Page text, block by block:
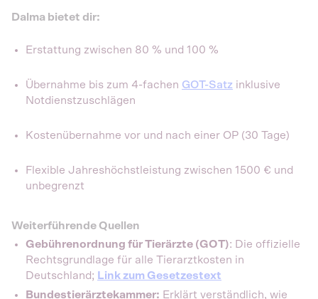
Dalma bietet dir:
Erstattung zwischen 80 % und 100 %
Übernahme bis zum 4-fachen GOT-Satz inklusive
Notdienstzuschlägen
Kostenübernahme vor und nach einer OP (30 Tage)
Flexible Jahreshöchstleistung zwischen 1500 € und
unbegrenzt
Weiterführende Quellen
Gebührenordnung für Tierärzte (GOT): Die offizielle
Rechtsgrundlage für alle Tierarztkosten in
Deutschland; Link zum Gesetzestext
Bundestierärztekammer: Erklärt verständlich, wie